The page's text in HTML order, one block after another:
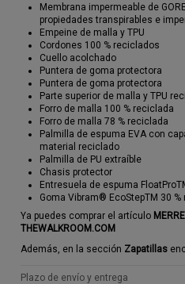
Membrana impermeable de
propiedades transpirables e
Empeine de malla y TPU
Cordones 100 % reciclados
Cuello acolchado
Puntera de goma protectora
Puntera de goma protectora
Parte superior de malla y TPU
Forro de malla 100 % reciclada
Forro de malla 78 % reciclada
Palmilla de espuma EVA con
material reciclado
Palmilla de PU extraíble
Chasis protector
Entresuela de espuma
Goma Vibram® EcoStepTM 30
Ya puedes comprar el artículo
THEWALKROOM.COM
Además, en la sección Zapatillas
Plazo de envío y entrega